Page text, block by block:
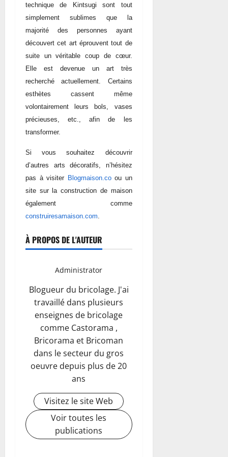
technique de Kintsugi sont tout
simplement sublimes que la
majorité des personnes ayant
découvert cet art éprouvent tout de
suite un véritable coup de cœur.
Elle est devenue un art très
recherché actuellement. Certains
esthètes cassent même
volontairement leurs bols, vases
précieuses, etc., afin de les
transformer.
Si vous souhaitez découvrir
d’autres arts décoratifs, n’hésitez
pas à visiter Blogmaison.coou un
site sur la construction de maison
également comme
construiresamaison.com
À PROPOS DE L'AUTEUR
Administrator
Blogueur du bricolage. J'ai
travaillé dans plusieurs
enseignes de bricolage
comme Castorama ,
Bricorama et Bricoman
dans le secteur du gros
oeuvre depuis plus de 20
ans
Visitez le site Web
Voir toutes les
publications